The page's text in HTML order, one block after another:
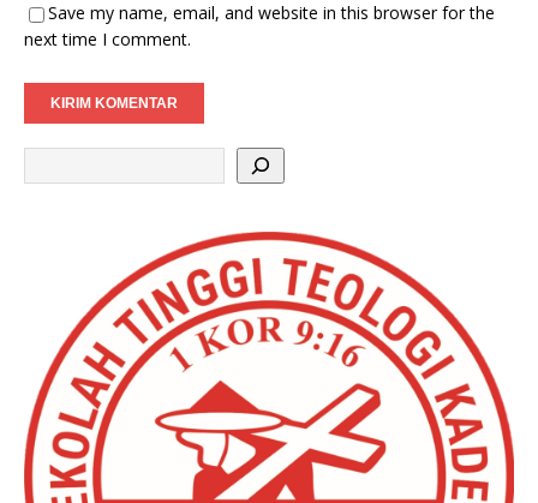
Save my name, email, and website in this browser for the
next time I comment.